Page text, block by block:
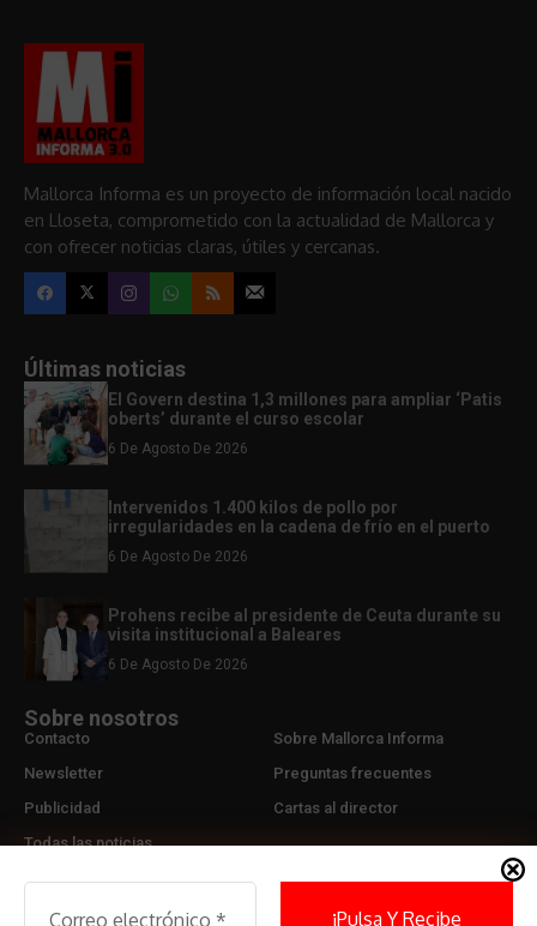
Mallorca Informa es un proyecto de información local nacido
en Lloseta, comprometido con la actualidad de Mallorca y
con ofrecer noticias claras, útiles y cercanas.
Últimas noticias
El Govern destina 1,3 millones para ampliar ‘Patis
oberts’ durante el curso escolar
6 De Agosto De 2026
Intervenidos 1.400 kilos de pollo por
irregularidades en la cadena de frío en el puerto
6 De Agosto De 2026
Prohens recibe al presidente de Ceuta durante su
visita institucional a Baleares
6 De Agosto De 2026
Sobre nosotros
Contacto
Sobre Mallorca Informa
Newsletter
Preguntas frecuentes
Publicidad
Cartas al director
Todas las noticias